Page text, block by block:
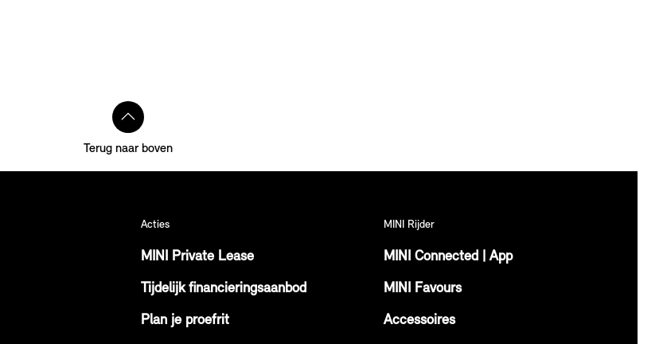
Terug naar boven
Acties
MINI Private Lease
Tijdelijk financieringsaanbod
Plan je proefrit
MINI Rijder
MINI Connected | App
MINI Favours
Accessoires